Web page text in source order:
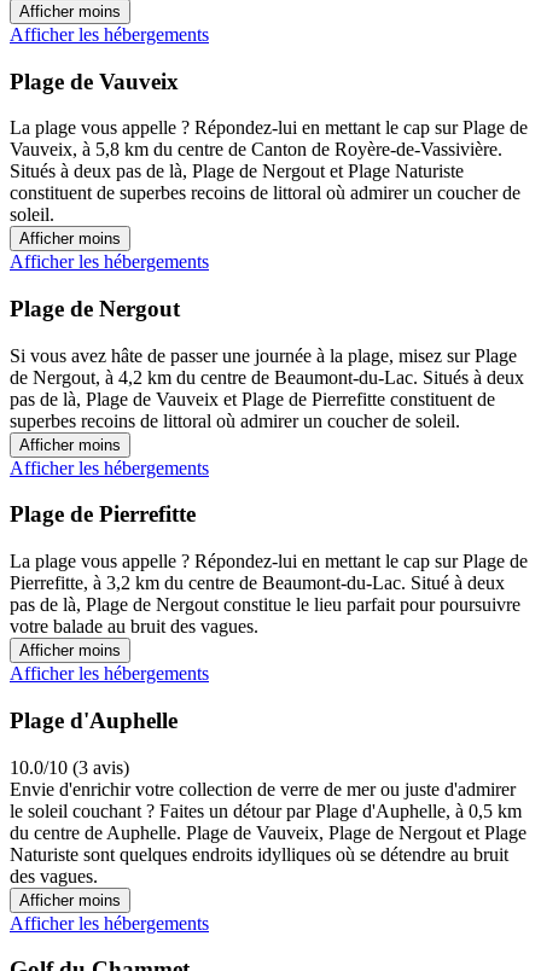
Afficher moins
Afficher les hébergements
Plage de Vauveix
La plage vous appelle ? Répondez-lui en mettant le cap sur Plage de
Vauveix, à 5,8 km du centre de Canton de Royère-de-Vassivière.
Situés à deux pas de là, Plage de Nergout et Plage Naturiste
constituent de superbes recoins de littoral où admirer un coucher de
soleil.
Afficher moins
Afficher les hébergements
Plage de Nergout
Si vous avez hâte de passer une journée à la plage, misez sur Plage
de Nergout, à 4,2 km du centre de Beaumont-du-Lac. Situés à deux
pas de là, Plage de Vauveix et Plage de Pierrefitte constituent de
superbes recoins de littoral où admirer un coucher de soleil.
Afficher moins
Afficher les hébergements
Plage de Pierrefitte
La plage vous appelle ? Répondez-lui en mettant le cap sur Plage de
Pierrefitte, à 3,2 km du centre de Beaumont-du-Lac. Situé à deux
pas de là, Plage de Nergout constitue le lieu parfait pour poursuivre
votre balade au bruit des vagues.
Afficher moins
Afficher les hébergements
Plage d'Auphelle
10.0/10 (3 avis)
Envie d'enrichir votre collection de verre de mer ou juste d'admirer
le soleil couchant ? Faites un détour par Plage d'Auphelle, à 0,5 km
du centre de Auphelle. Plage de Vauveix, Plage de Nergout et Plage
Naturiste sont quelques endroits idylliques où se détendre au bruit
des vagues.
Afficher moins
Afficher les hébergements